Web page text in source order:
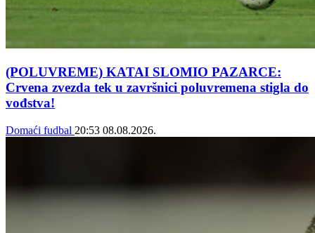
(POLUVREME) KATAI SLOMIO PAZARCE:
Crvena zvezda tek u završnici poluvremena stigla do
vođstva!
Domaći fudbal 20:53 08.08.2026.